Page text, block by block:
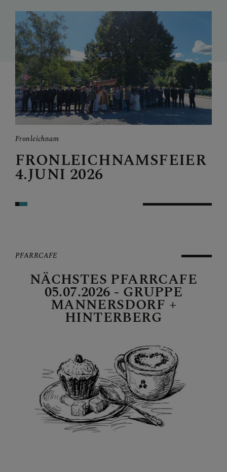
PFARRGRUPPEN
PFARRTEAM
PFARRKIRCHE
Fronleichnam
FRONLEICHNAMSFEIER
4.JUNI 2026
PFARRCAFE
NÄCHSTES PFARRCAFE
05.07.2026 - GRUPPE
MANNERSDORF +
HINTERBERG